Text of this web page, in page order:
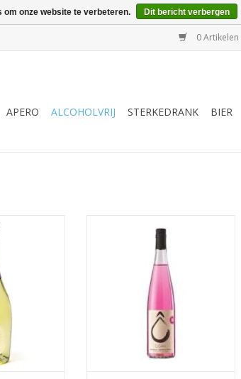
0 Artikelen
APERO ALCOHOLVRIJ STERKEDRANK BIER
- Mirabel
TOEVOEGEN AAN WINKELWAGEN
om onze website te verbeteren. Dit bericht verbergen